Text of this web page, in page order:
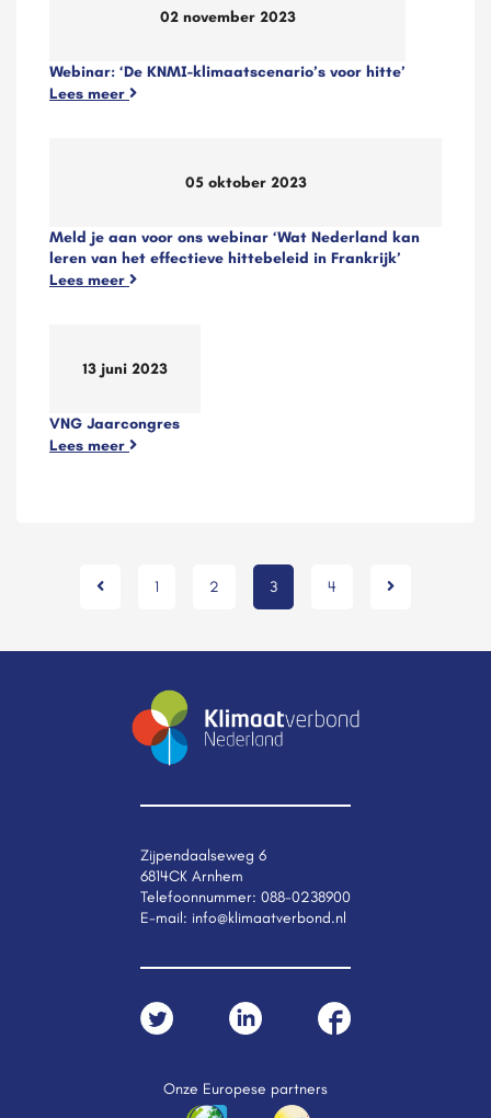
02 november 2023
Webinar: ‘De KNMI-klimaatscenario’s voor hitte’
Lees meer
05 oktober 2023
Meld je aan voor ons webinar ‘Wat Nederland kan
leren van het effectieve hittebeleid in Frankrijk’
Lees meer
13 juni 2023
VNG Jaarcongres
Lees meer
1 2 3 4
Zijpendaalseweg 6
6814CK Arnhem
Telefoonnummer: 088-0238900
E-mail: info@klimaatverbond.nl
Onze Europese partners